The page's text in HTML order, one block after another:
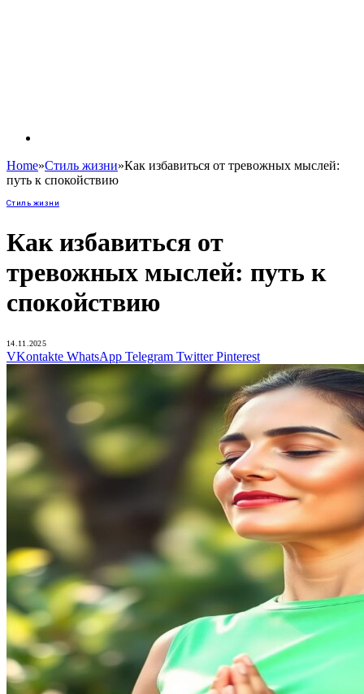
Home»Стиль жизни»Как избавиться от тревожных мыслей:
путь к спокойствию
Стиль жизни
Как избавиться от
тревожных мыслей: путь к
спокойствию
14.11.2025
VKontakte WhatsApp Telegram Twitter Pinterest